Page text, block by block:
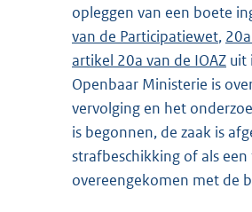
opleggen van een boete
van de Participatiewet,
artikel 20a van de IOAZ uit
Openbaar Ministerie is
vervolging en het
is begonnen, de zaak is
strafbeschikking of als een
overeengekomen met de